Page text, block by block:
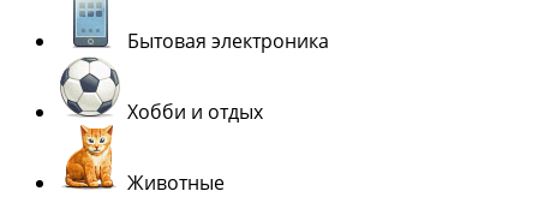
Бытовая электроника
Хобби и отдых
Животные